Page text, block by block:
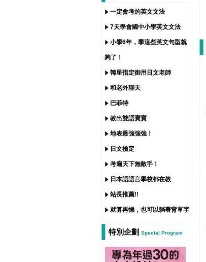
一定會考的英文文法
7天學會國中小學英文文法
小學6年，學這些英文句型就
夠了！
韓星指定御用日文老師
和老外聊天
巴菲特
教出雙語寶寶
地表最強強強！
日文檢定
考遍天下無敵手！
日本語語言學校都在教
站長推薦!!
就算再懶，也可以躺著背單字
特別企劃 Special Program